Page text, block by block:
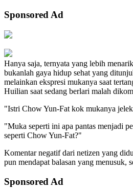
Sponsored Ad
Hanya saja, ternyata yang lebih
bukanlah gaya hidup sehat yang
melainkan ekspresi mukanya saat
Huilian saat sedang berlari malah
"Istri Chow Yun-Fat kok mukanya
"Muka seperti ini apa pantas menjadi
seperti Chow Yun-Fat?"
Komentar negatif dari netizen yang
pun mendapat balasan yang menusuk,
Sponsored Ad